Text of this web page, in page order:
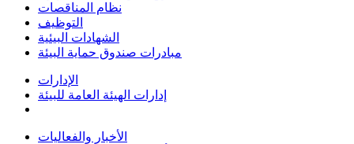
نظام المناقصات
التوظيف
الشهادات البيئية
مبادرات صندوق حماية البيئة
الإدارات
إدارات الهيئة العامة للبيئة
الأخبار والفعاليات